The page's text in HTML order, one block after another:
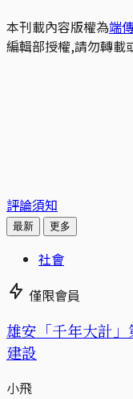
本刊載內容版權為端
編輯部授權,請勿轉載
評論須知
最新 更多
社會
僅限會員
雄安「千年大計
建設
小飛